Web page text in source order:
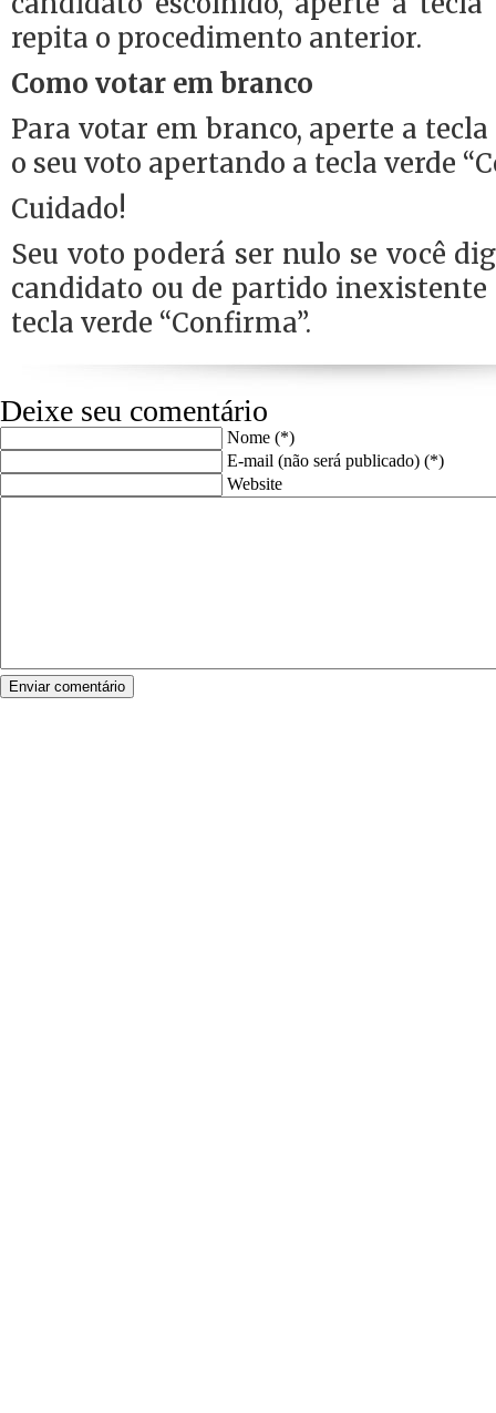
repita o procedimento anterior.
Como votar em branco
Para votar em branco, aperte a tecla
o seu voto apertando a tecla verde
Cuidado!
Seu voto poderá ser nulo se você
candidato ou de partido inexistente
tecla verde “Confirma”.
Deixe seu comentário
Nome (*)
E-mail (não será publicado) (*)
Website